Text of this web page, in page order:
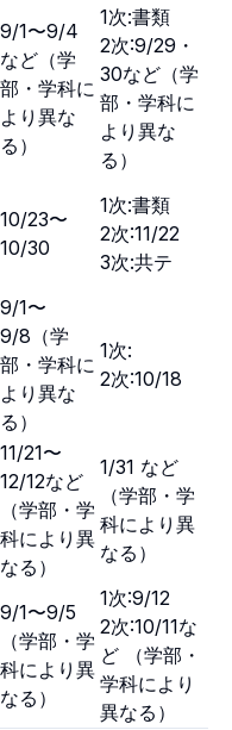
9/1〜9/4
など（学
部・学科に
より異な
る）
1次:書類
2次:9/29・
30など（学
部・学科に
より異な
る）
10/23〜
10/30
1次:書類
2次:11/22
3次:共テ
9/1〜
9/8（学
部・学科に
より異な
る）
1次:
2次:10/18
11/21〜
12/12など
（学部・学
科により異
なる）
1/31 など
（学部・学
科により異
なる）
9/1〜9/5
（学部・学
科により異
なる）
1次:9/12
2次:10/11な
ど （学部・
学科により
異なる）